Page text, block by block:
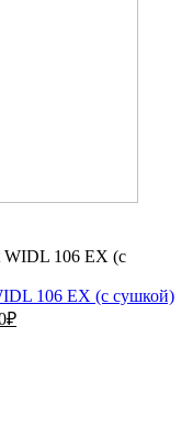
106 EX (с сушкой)
₽